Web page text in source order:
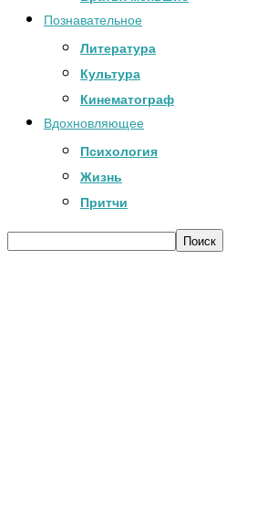
Познавательное
Литература
Культура
Кинематограф
Вдохновляющее
Психология
Жизнь
Притчи